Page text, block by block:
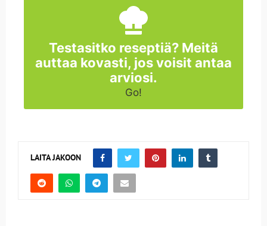
Testasitko reseptiä? Meitä
auttaa kovasti, jos voisit antaa
arviosi.
Go!
LAITA JAKOON